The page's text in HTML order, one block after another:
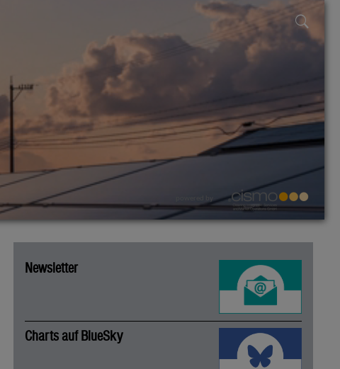
Newsletter
Charts auf BlueSky